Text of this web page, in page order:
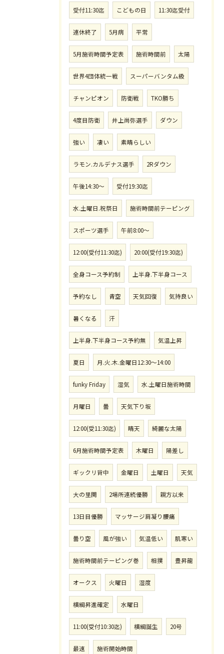
受付11:30迄 こどもの日 11:30迄受付
連休終了 5月病 平常
5月施術時間予定表 施術時間前 太陽
世界4団体統一戦 スーパーバンタム級
チャンピオン 防衛戦 TKO勝ち
4度目防衛 井上尚弥選手 ダウン
強い 凄い 素晴らしい
ラモン.カルデナス選手 2Rダウン
午後14:30〜 受付19:30迄
水.土曜日.祝祭日 施術時間前テーピング
スポーツ選手 午前8:00〜
12:00(受付11:30迄) 20:00(受付19:30迄)
全身コース予約制 上半身.下半身コース
予約なし 青空 天気回復 気持良い
暑くなる 汗
上半身.下半身コース予約無 気温上昇
夏日 月.火.木.金曜日12:30〜14:00
funky Friday 湿気 水.土曜日施術時間
月曜日 曇 天気下り坂
12:00(受11:30迄) 晴天 綺麗な太陽
6月施術時間予定表 木曜日 陽差し
ギックリ背中 金曜日 土曜日 天気
大の里関 2場所連続優勝 親方以来
13日目優勝 マッサージ肩凝り腰痛
曇り空 風が強い 気温低い 肌寒い
施術時間前テーピング巻 相撲 豊昇龍
オークス 火曜日 湿度
横綱昇進確定 水曜日
11:00(受付10:30迄) 横綱誕生 20号
最速 施術開始時間